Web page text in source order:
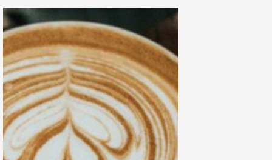
Pebulu Tangkis
Dunia Ucapkan
Selamat dan
Doa Terbaik
Bali